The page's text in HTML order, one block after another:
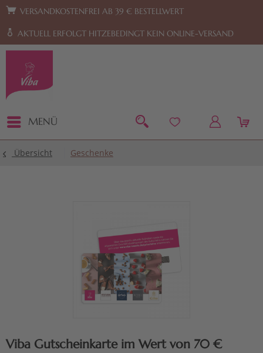
Zur Hauptnavigation springen Zum Footer springen
VERSANDKOSTENFREI AB 39 € BESTELLWERT
AKTUELL ERFOLGT HITZEBEDINGT KEIN ONLINE-VERSAND
MENÜ
Übersicht Geschenke
Viba Gutscheinkarte im Wert von 70 €